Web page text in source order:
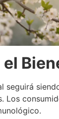
seguirá
Los